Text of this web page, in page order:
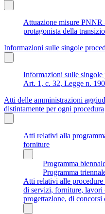
Attuazione misure PNNR
protagonista della
Informazioni sulle singole
Informazioni sulle singole
Art. 1, c. 32, Legge n.
Atti delle amministrazioni
distintamente per ogni procedura
Atti relativi alla
forniture
Programma
Programma
Atti relativi alle
di servizi, forniture, lavori
progettazione, di concorsi